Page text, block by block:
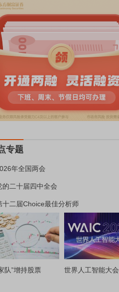
专题
年全国两会
的二十届四中全会
十二届Choice最佳分析师
队”增持股票 世界人工智能大会